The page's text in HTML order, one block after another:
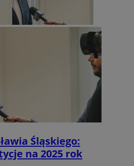
Śląskiego:
na 2025 rok